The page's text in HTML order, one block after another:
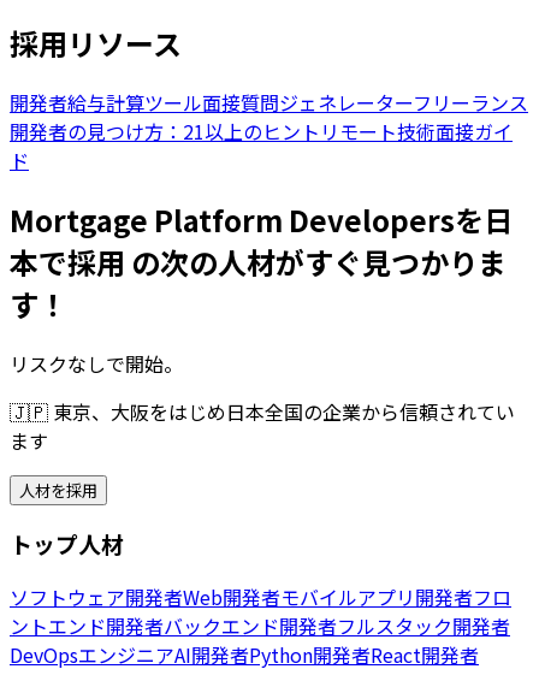
採用リソース
開発者給与計算ツール面接質問ジェネレーターフリーランス
開発者の見つけ方：21以上のヒント リモート技術面接ガイ
ド
Mortgage Platform Developersを日
本で採用 の次の人材がすぐ見つかりま
す！
リスクなしで開始。
🇯🇵 東京、大阪をはじめ日本全国の企業から信頼されてい
ます
人材を採用
トップ人材
ソフトウェア開発者Web開発者モバイルアプリ開発者フロ
ントエンド開発者バックエンド開発者フルスタック開発者
DevOpsエンジニアAI開発者Python開発者React開発者